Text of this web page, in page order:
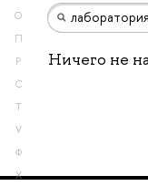
О
П
Р
С
Т
У
Ф
Х
Ничего не